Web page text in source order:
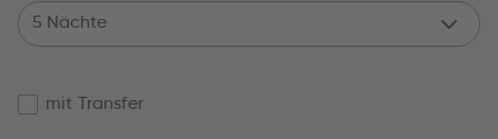
5 Nächte
mit Transfer